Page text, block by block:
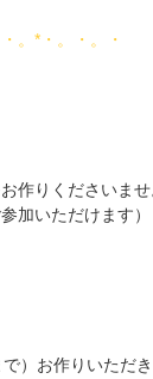
。*・。・。・
作りくださいませ
加いただけます）
）お作りいただき